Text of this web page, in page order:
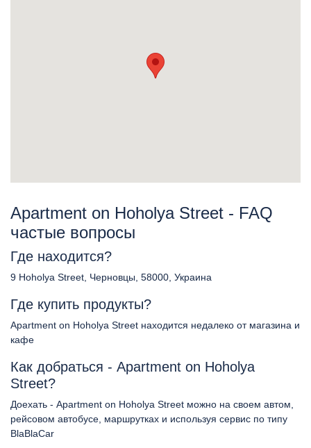
Apartment on Hoholya Street - FAQ
частые вопросы
Где находится?
9 Hoholya Street, Черновцы, 58000, Украина
Где купить продукты?
Apartment on Hoholya Street находится недалеко от магазина и
кафе
Как добраться - Apartment on Hoholya
Street?
Доехать - Apartment on Hoholya Street можно на своем автом,
рейсовом автобусе, маршрутках и используя сервис по типу
BlaBlaCar